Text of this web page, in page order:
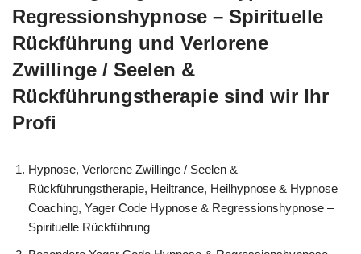
Regressionshypnose – Spirituelle
Rückführung und Verlorene
Zwillinge / Seelen &
Rückführungstherapie sind wir Ihr
Profi
Hypnose, Verlorene Zwillinge / Seelen &
Rückführungstherapie, Heiltrance, Heilhypnose & Hypnose
Coaching, Yager Code Hypnose & Regressionshypnose –
Spirituelle Rückführung